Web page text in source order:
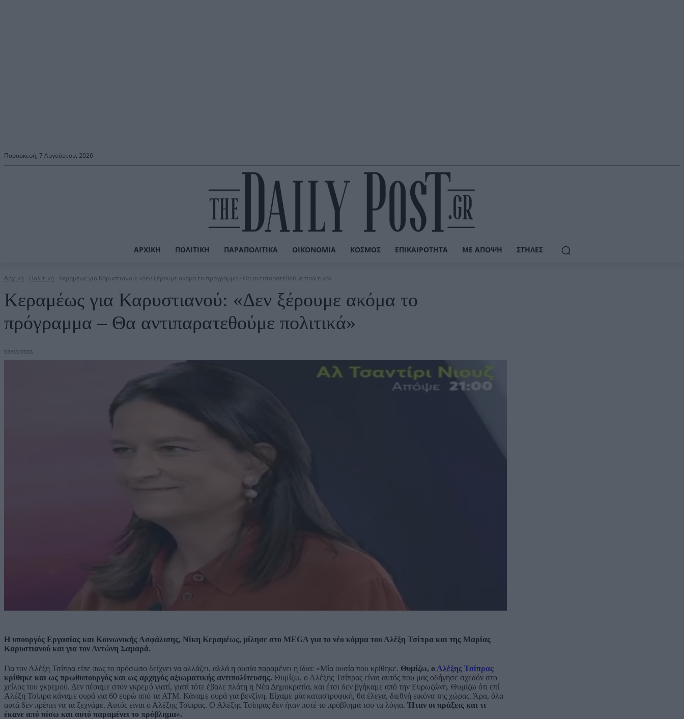
Παρασκευή, 7 Αυγούστου, 2026
ΑΡΧΙΚΉ ΠΟΛΙΤΙΚΉ ΠΑΡΑΠΟΛΙΤΙΚΆ ΟΙΚΟΝΟΜΊΑ ΚΌΣΜΟΣ ΕΠΙΚΑΙΡΌΤΗΤΑ ΜΕ ΆΠΟΨΗ ΣΤΉΛΕΣ
Αρχική Πολιτική Κεραμέως για Καρυστιανού: «Δεν ξέρουμε ακόμα το πρόγραμμα - Θα αντιπαρατεθούμε πολιτικά»
Κεραμέως για Καρυστιανού: «Δεν ξέρουμε ακόμα το
πρόγραμμα – Θα αντιπαρατεθούμε πολιτικά»
02/06/2026
Η υπουργός Εργασίας και Κοινωνικής Ασφάλισης, Νίκη Κεραμέως, μίλησε στο MEGA για το νέο κόμμα του Αλέξη Τσίπρα και της Μαρίας
Καρυστιανού και για τον Αντώνη Σαμαρά.
Για τον Αλέξη Τσίπρα είπε πως το πρόσωπο δείχνει να αλλάζει, αλλά η ουσία παραμένει η ίδια: «Μία ουσία που κρίθηκε. Θυμίζω, ο Αλέξης Τσίπρας
κρίθηκε και ως πρωθυπουργός και ως αρχηγός αξιωματικής αντιπολίτευσης. Θυμίζω, ο Αλέξης Τσίπρας είναι αυτός που μας οδήγησε σχεδόν στο
χείλος του γκρεμού. Δεν πέσαμε στον γκρεμό γιατί, γιατί τότε έβαλε πλάτη η Νέα Δημοκρατία, και έτσι δεν βγήκαμε από την Ευρωζώνη. Θυμίζω ότι επί
Αλέξη Τσίπρα κάναμε ουρά για 60 ευρώ από τα ATM. Κάναμε ουρά για βενζίνη. Είχαμε μία καταστροφική, θα έλεγα, διεθνή εικόνα της χώρας. Άρα, όλα
αυτά δεν πρέπει να τα ξεχνάμε. Αυτός είναι ο Αλέξης Τσίπρας. Ο Αλέξης Τσίπρας δεν ήταν ποτέ το πρόβλημά του τα λόγια.Ήταν οι πράξεις και τι
έκανε από πίσω και αυτό παραμένει το πρόβλημα».